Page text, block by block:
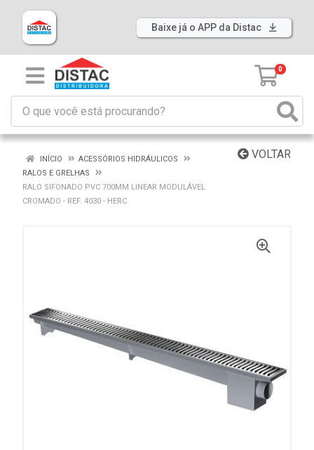
Baixe já o APP da Distac
0
VOLTAR
INÍCIO
ACESSÓRIOS HIDRÁULICOS
RALOS E GRELHAS
RALO SIFONADO PVC 700MM LINEAR MODULÁVEL
CROMADO - REF. 4030 - HERC